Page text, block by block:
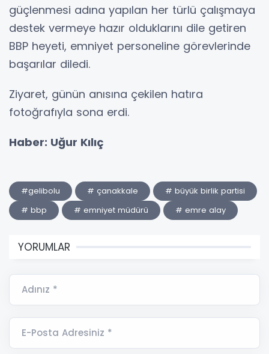
güçlenmesi adına yapılan her türlü çalışmaya
destek vermeye hazır olduklarını dile getiren
BBP heyeti, emniyet personeline görevlerinde
başarılar diledi.
Ziyaret, günün anısına çekilen hatıra
fotoğrafıyla sona erdi.
Haber: Uğur Kılıç
#gelibolu # çanakkale
# büyük birlik partisi
# bbp
# emniyet müdürü # emre alay
YORUMLAR
Adınız *
E-Posta Adresiniz *